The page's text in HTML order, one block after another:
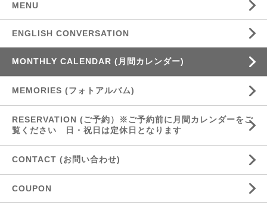
MENU
ENGLISH CONVERSATION
MONTHLY CALENDAR (月間カレンダー)
MEMORIES (フォトアルバム)
RESERVATION (ご予約）※ご予約前に月間カレンダーをご
覧ください 日・祝日は定休日となります
CONTACT (お問い合わせ)
COUPON